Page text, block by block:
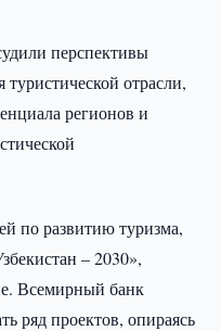
перспективы
туристической отрасли,
регионов и
по развитию туризма,
– 2030»,
Всемирный банк
ряд проектов, опираясь